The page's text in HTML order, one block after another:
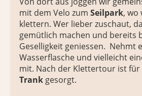
mit dem Velo zum Seilpark, wo
klettern. Wer lieber zuschaut,
gemütlich machen und bereits
Geselligkeit geniessen. Nehmt
Wasserflasche und vielleicht
mit. Nach der Klettertour ist für
Trank gesorgt.